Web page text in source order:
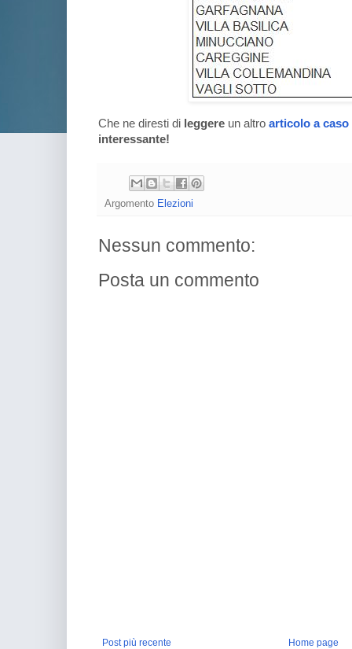
Che ne diresti di leggere un altro articolo a caso
interessante!
Argomento Elezioni
Nessun commento:
Posta un commento
Post più recente Home page